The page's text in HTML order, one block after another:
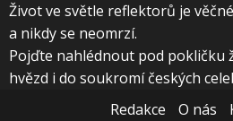
Život ve světle reflektorů je
a nikdy se neomrzí.
Pojďte nahlédnout pod pokličku
hvězd i do soukromí českých
Redakce
O nás